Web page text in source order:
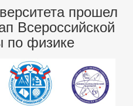
прошел
Всероссийской
по физике